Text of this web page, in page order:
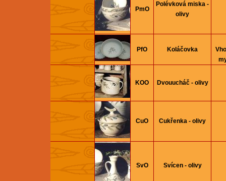
PmO
Polévková miska -
olivy
PfO Koláčovka
KOO Dvouucháč - olivy
CuO Cukřenka - olivy
SvO Svícen - olivy